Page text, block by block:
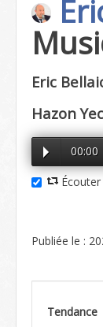
Eric
Hazon
00:00
Publiée le :
Tendance